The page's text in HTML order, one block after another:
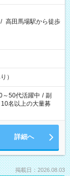
/ 高田馬場駅から徒歩
）
～50代活躍中 / 副
10名以上の大量募
詳細へ
掲載日：2026.08.03